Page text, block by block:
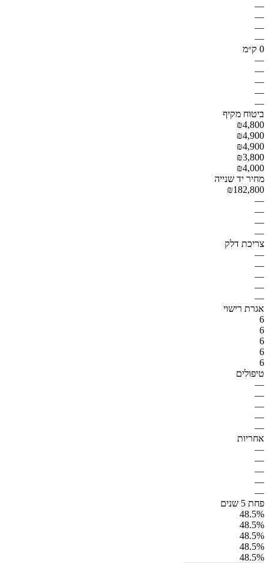
—
—
—
—
0 ק״מ
—
—
—
—
—
ביטוח מקיף
₪4,800
₪4,900
₪4,900
₪3,800
₪4,000
מחיר יד שנייה
₪182,800
—
—
—
—
צריכת דלק
—
—
—
—
—
אגרת רישוי
6
6
6
6
6
טיפולים
—
—
—
—
—
אחריות
—
—
—
—
—
פחת 5 שנים
48.5%
48.5%
48.5%
48.5%
48.5%